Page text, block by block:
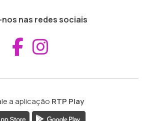
nas redes sociais
Aceder ao
a aplicação RTP Play